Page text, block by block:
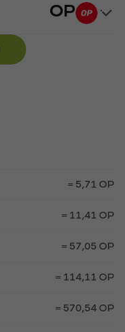
OP
= 5,71 OP
= 11,41 OP
= 57,05 OP
= 114,11 OP
= 570,54 OP